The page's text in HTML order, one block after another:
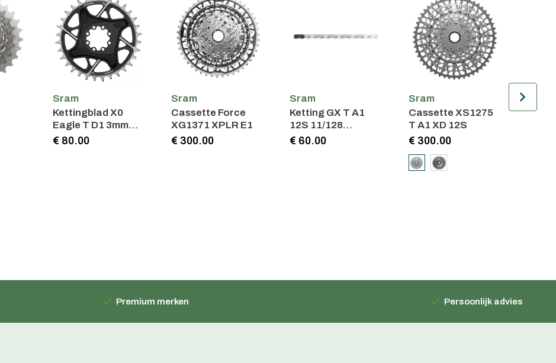
Sram
Kettingblad X0
Eagle T D1 3mm
Offset
€ 80.00
Sram
Cassette Force
XG1371 XPLR E1
€ 300.00
Sram
Ketting GX T A1
12S 11/128
SolidPin 126 Sch.
€ 60.00
Sram
Cassette XS1275
T A1 XD 12S
€ 300.00
Premium merken Persoonlijk advies